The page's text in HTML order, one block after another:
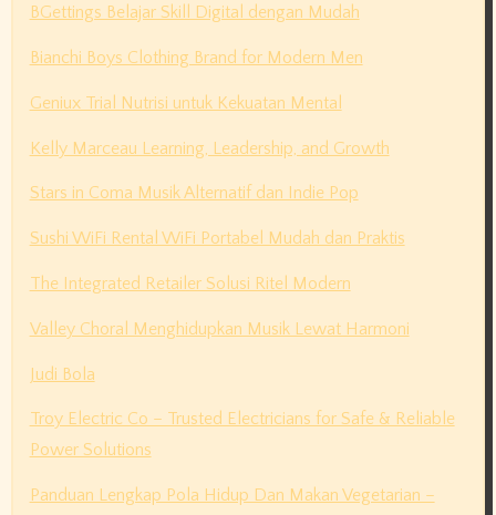
BGettings Belajar Skill Digital dengan Mudah
Bianchi Boys Clothing Brand for Modern Men
Geniux Trial Nutrisi untuk Kekuatan Mental
Kelly Marceau Learning, Leadership, and Growth
Stars in Coma Musik Alternatif dan Indie Pop
Sushi WiFi Rental WiFi Portabel Mudah dan Praktis
The Integrated Retailer Solusi Ritel Modern
Valley Choral Menghidupkan Musik Lewat Harmoni
Judi Bola
Troy Electric Co – Trusted Electricians for Safe & Reliable
Power Solutions
Panduan Lengkap Pola Hidup Dan Makan Vegetarian –